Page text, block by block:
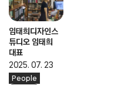
임태희디자인스
튜디오 임태희
대표
2025. 07. 23
People